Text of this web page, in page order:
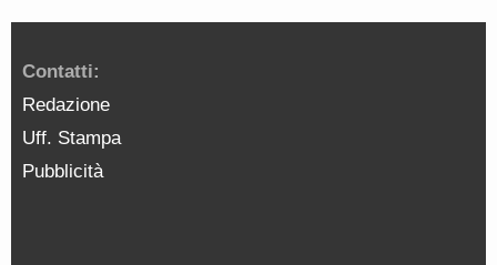
Contatti:
Redazione
Uff. Stampa
Pubblicità